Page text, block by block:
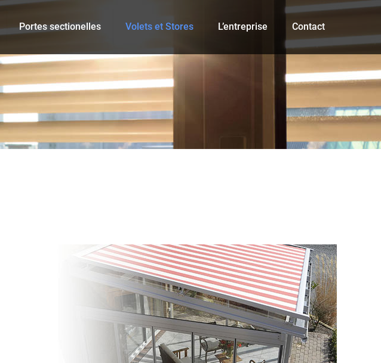
Portes sectionelles Volets et Stores L’entreprise Contact